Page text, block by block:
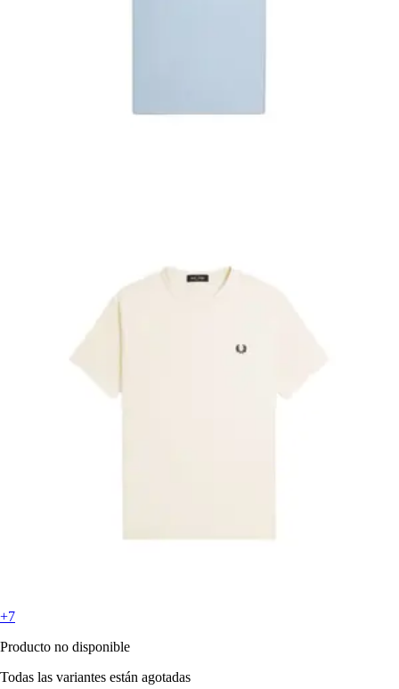
+7
Producto no disponible
Todas las variantes están agotadas